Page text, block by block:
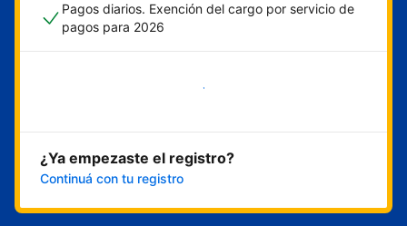
Pagos diarios. Exención del cargo por servicio de
pagos para 2026
Empezar ahora
¿Ya empezaste el registro?
Continuá con tu registro